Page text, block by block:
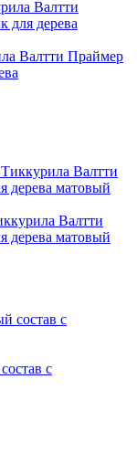
Валтти Праймер
Валтти
дерева матовый
с